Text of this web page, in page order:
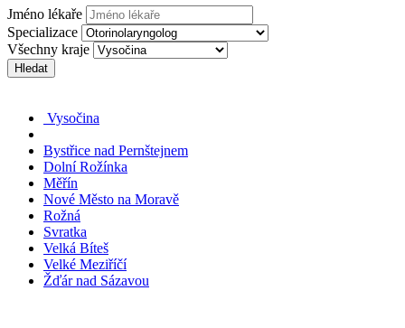
Jméno lékaře
Specializace
Všechny kraje
Hledat
Vysočina
Bystřice nad Pernštejnem
Dolní Rožínka
Měřín
Nové Město na Moravě
Rožná
Svratka
Velká Bíteš
Velké Meziříčí
Žďár nad Sázavou